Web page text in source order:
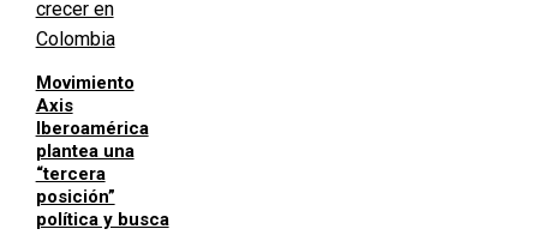
Movimiento
Axis
Iberoamérica
plantea una
“tercera
posición”
política y busca